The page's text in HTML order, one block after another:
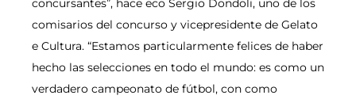
concursantes”, hace eco Sergio Dondoli, uno de los
comisarios del concurso y vicepresidente de Gelato
e Cultura. “Estamos particularmente felices de haber
hecho las selecciones en todo el mundo: es como un
verdadero campeonato de fútbol, con como